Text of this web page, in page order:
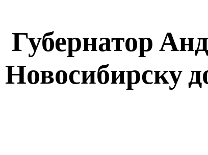
Губернатор
Новосибирску